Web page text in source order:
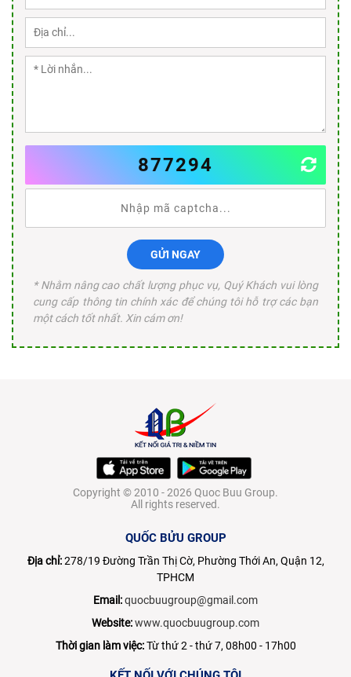
877294
GỬI NGAY
* Nhằm nâng cao chất lượng phục vụ, Quý Khách vui lòng
cung cấp thông tin chính xác để chúng tôi hỗ trợ các bạn
một cách tốt nhất. Xin cám ơn!
Copyright © 2010 - 2026 Quoc Buu Group.
All rights reserved.
QUỐC BỬU GROUP
Địa chỉ:278/19 Đường Trần Thị Cờ, Phường Thới An, Quận 12,
TPHCM
Email:quocbuugroup@gmail.com
Website:www.quocbuugroup.com
Thời gian làm việc:Từ thứ 2 - thứ 7, 08h00 - 17h00